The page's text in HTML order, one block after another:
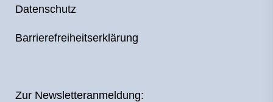
Datenschutz
Barrierefreiheitserklärung
Zur Newsletteranmeldung: